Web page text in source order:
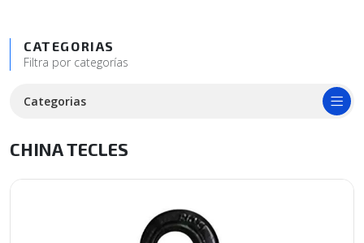
CATEGORIAS
Filtra por categorías
Categorias
CHINA TECLES